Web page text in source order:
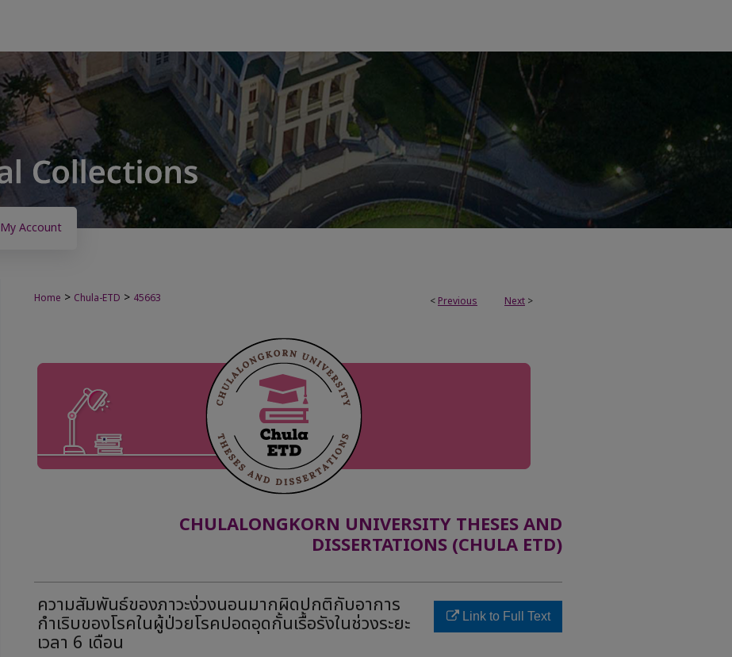
My Account
< Previous Next >
Home > Chula-ETD > 45663
CHULALONGKORN UNIVERSITY THESES AND
DISSERTATIONS (CHULA ETD)
ความสัมพันธ์ของภาวะง่วงนอนมากผิดปกติกับอาการ
กำเริบของโรคในผู้ป่วยโรคปอดอุดกั้นเรื้อรังในช่วงระยะ
เวลา 6 เดือน
Link to Full Text